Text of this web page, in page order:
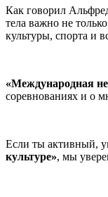
Как говорил
тела важно не
культуры, спорта и
«Международная
соревнованиях и о
Если ты активный,
культуре», мы